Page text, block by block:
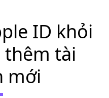
ID khỏi
thêm tài
mới